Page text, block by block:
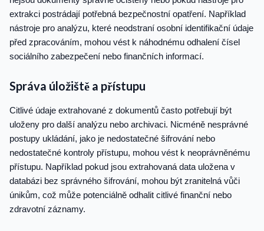
extrakci postrádají potřebná bezpečnostní opatření. Například
nástroje pro analýzu, které neodstraní osobní identifikační údaje
před zpracováním, mohou vést k náhodnému odhalení čísel
sociálního zabezpečení nebo finančních informací.
Správa úložiště a přístupu
Citlivé údaje extrahované z dokumentů často potřebují být
uloženy pro další analýzu nebo archivaci. Nicméně nesprávné
postupy ukládání, jako je nedostatečné šifrování nebo
nedostatečné kontroly přístupu, mohou vést k neoprávněnému
přístupu. Například pokud jsou extrahovaná data uložena v
databázi bez správného šifrování, mohou být zranitelná vůči
únikům, což může potenciálně odhalit citlivé finanční nebo
zdravotní záznamy.